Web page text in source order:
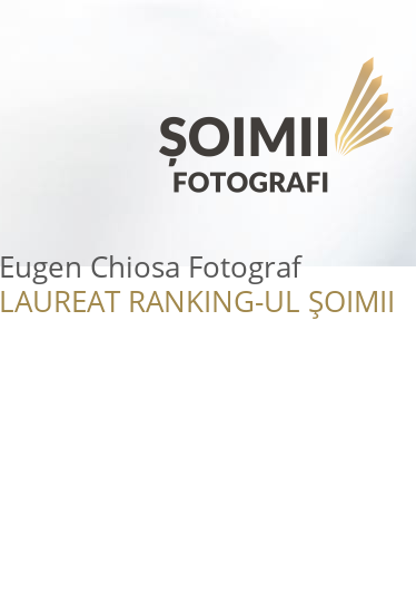
Eugen Chiosa Fotograf
LAUREAT RANKING-UL ȘOIMII